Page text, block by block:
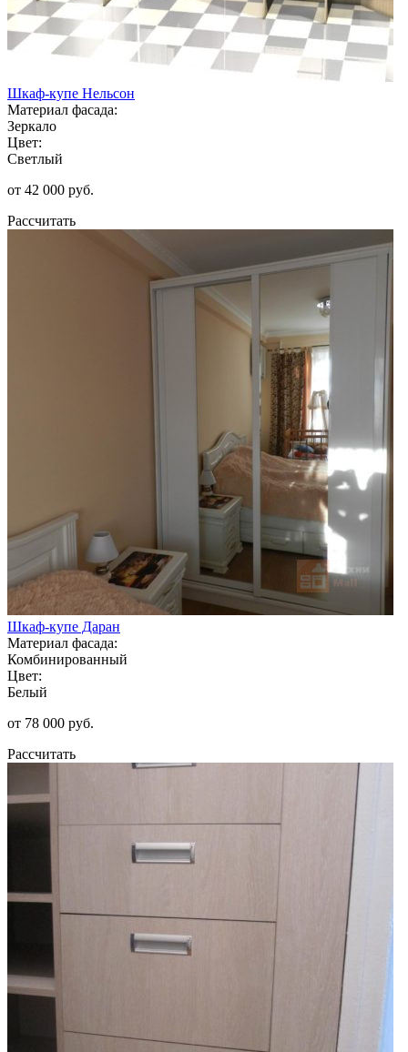
Шкаф-купе Нельсон
Материал фасада:
Зеркало
Цвет:
Светлый
от 42 000 руб.
Рассчитать
Шкаф-купе Даран
Материал фасада:
Комбинированный
Цвет:
Белый
от 78 000 руб.
Рассчитать